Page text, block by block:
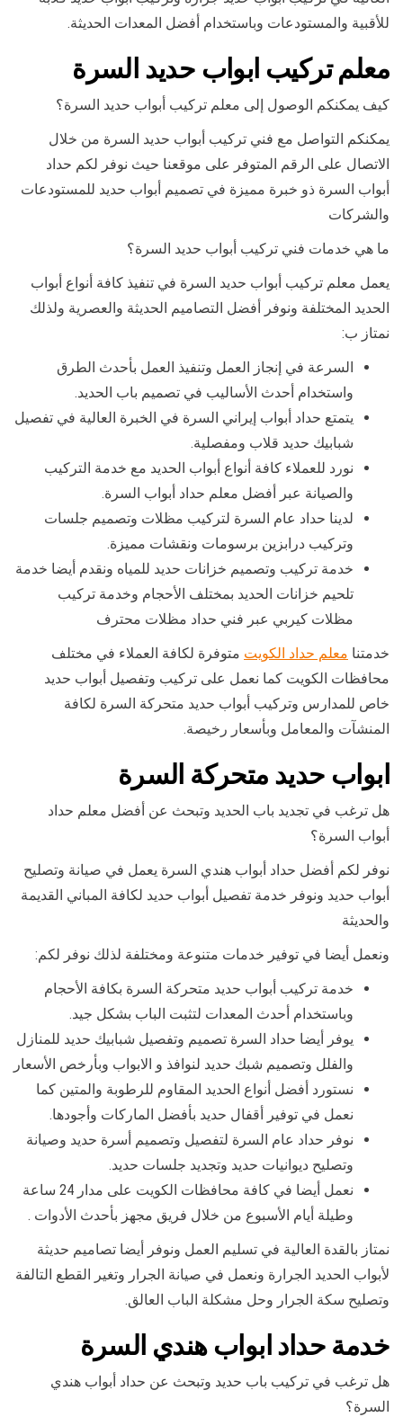
للأقبية والمستودعات وباستخدام أفضل المعدات الحديثة.
معلم تركيب ابواب حديد السرة
كيف يمكنكم الوصول إلى معلم تركيب أبواب حديد السرة؟
يمكنكم التواصل مع فني تركيب أبواب حديد السرة من خلال
الاتصال على الرقم المتوفر على موقعنا حيث نوفر لكم حداد
أبواب السرة ذو خبرة مميزة في تصميم أبواب حديد للمستودعات
والشركات
ما هي خدمات فني تركيب أبواب حديد السرة؟
يعمل معلم تركيب أبواب حديد السرة في تنفيذ كافة أنواع أبواب
الحديد المختلفة ونوفر أفضل التصاميم الحديثة والعصرية ولذلك
نمتاز ب:
السرعة في إنجاز العمل وتنفيذ العمل بأحدث الطرق
واستخدام أحدث الأساليب في تصميم باب الحديد.
يتمتع حداد أبواب إيراني السرة في الخبرة العالية في تفصيل
شبابيك حديد قلاب ومفصلية.
نورد للعملاء كافة أنواع أبواب الحديد مع خدمة التركيب
والصيانة عبر أفضل معلم حداد أبواب السرة.
لدينا حداد عام السرة لتركيب مظلات وتصميم جلسات
وتركيب درابزين برسومات ونقشات مميزة.
خدمة تركيب وتصميم خزانات حديد للمياه ونقدم أيضا خدمة
تلحيم خزانات الحديد بمختلف الأحجام وخدمة تركيب
مظلات كيربي عبر فني حداد مظلات محترف
خدمتنا معلم حداد الكويت متوفرة لكافة العملاء في مختلف
محافظات الكويت كما نعمل على تركيب وتفصيل أبواب حديد
خاص للمدارس وتركيب أبواب حديد متحركة السرة لكافة
المنشآت والمعامل وبأسعار رخيصة.
ابواب حديد متحركة السرة
هل ترغب في تجديد باب الحديد وتبحث عن أفضل معلم حداد
أبواب السرة؟
نوفر لكم أفضل حداد أبواب هندي السرة يعمل في صيانة وتصليح
أبواب حديد ونوفر خدمة تفصيل أبواب حديد لكافة المباني القديمة
والحديثة
ونعمل أيضا في توفير خدمات متنوعة ومختلفة لذلك نوفر لكم:
خدمة تركيب أبواب حديد متحركة السرة بكافة الأحجام
وباستخدام أحدث المعدات لتثبت الباب بشكل جيد.
يوفر أيضا حداد السرة تصميم وتفصيل شبابيك حديد للمنازل
والفلل وتصميم شبك حديد لنوافذ و الابواب وبأرخص الأسعار
نستورد أفضل أنواع الحديد المقاوم للرطوبة والمتين كما
نعمل في توفير أقفال حديد بأفضل الماركات وأجودها.
نوفر حداد عام السرة لتفصيل وتصميم أسرة حديد وصيانة
وتصليح ديوانيات حديد وتجديد جلسات حديد.
نعمل أيضا في كافة محافظات الكويت على مدار 24 ساعة
وطيلة أيام الأسبوع من خلال فريق مجهز بأحدث الأدوات .
نمتاز بالقدة العالية في تسليم العمل ونوفر أيضا تصاميم حديثة
لأبواب الحديد الجرارة ونعمل في صيانة الجرار وتغير القطع التالفة
وتصليح سكة الجرار وحل مشكلة الباب العالق.
خدمة حداد ابواب هندي السرة
هل ترغب في تركيب باب حديد وتبحث عن حداد أبواب هندي
السرة؟